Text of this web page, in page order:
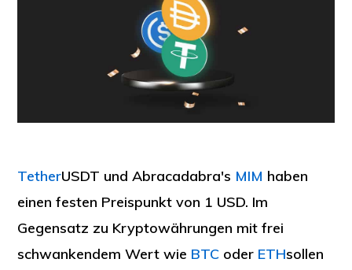
TetherUSDT und Abracadabra's MIM haben
einen festen Preispunkt von 1 USD. Im
Gegensatz zu Kryptowährungen mit frei
schwankendem Wert wie BTC oder ETHsollen